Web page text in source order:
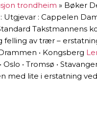
trondheim » Bøker
: Cappelen
Takstmannens
felling av trær –
• Kongsberg
• Oslo • Tromsø •
med lite i erstatning